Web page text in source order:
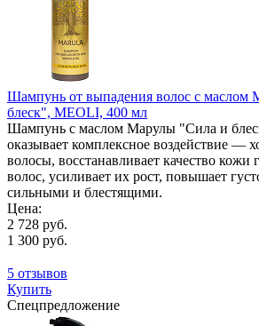
Шампунь от выпадения волос с маслом
блеск", MEOLI, 400 мл
Шампунь с маслом Марулы "Сила и
оказывает комплексное воздействие —
волосы, восстанавливает качество кожи
волос, усиливает их рост, повышает
сильными и блестящими.
Цена:
2 728 руб.
1 300 руб.
5 отзывов
Купить
Спецпредложение